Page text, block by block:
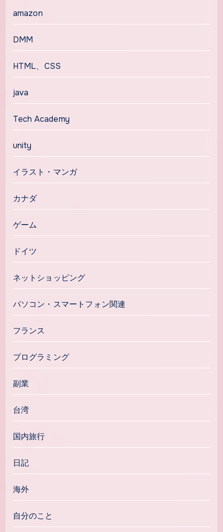
amazon
DMM
HTML、CSS
java
Tech Academy
unity
イラスト・マンガ
カナダ
ゲーム
ドイツ
ネットショッピング
パソコン・スマートフォン関連
フランス
プログラミング
副業
台湾
国内旅行
日記
海外
自分のこと